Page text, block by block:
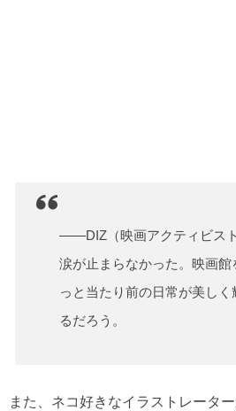
――DIZ（映画アクティビスト
涙が止まらなかった。映画館
っと当たり前の日常が美し
るだろう。
また、ネコ好きなイラストレータ